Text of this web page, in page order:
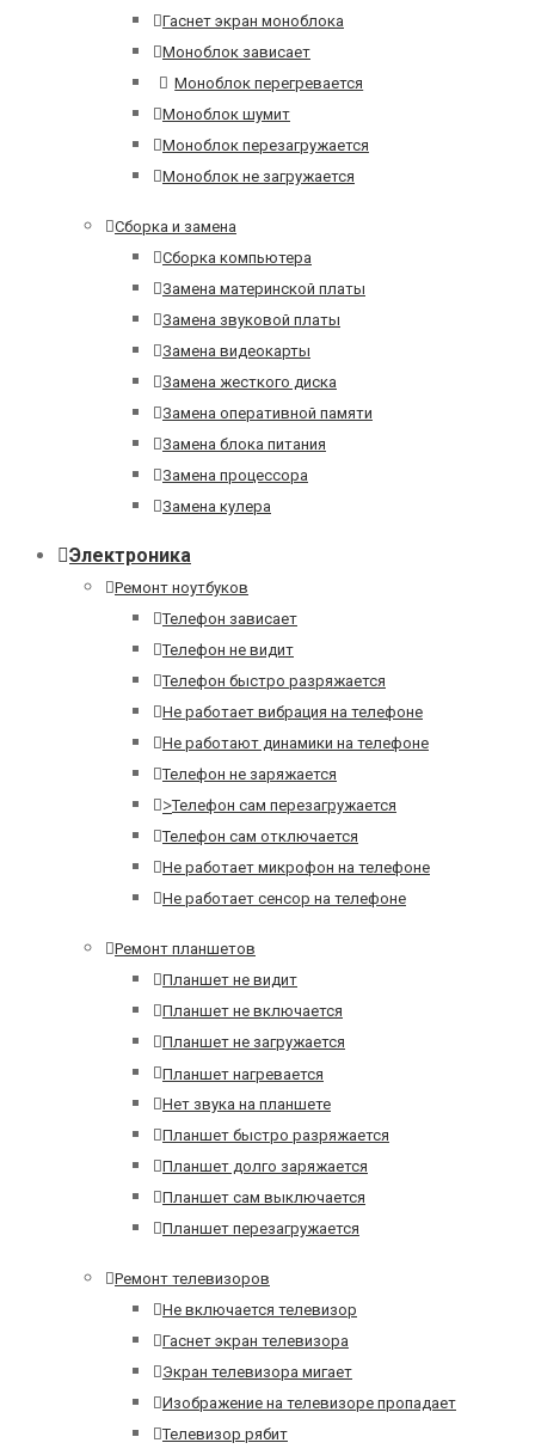
Гаснет экран моноблока
Моноблок зависает
Моноблок перегревается
Моноблок шумит
Моноблок перезагружается
Моноблок не загружается
Сборка и замена
Сборка компьютера
Замена материнской платы
Замена звуковой платы
Замена видеокарты
Замена жесткого диска
Замена оперативной памяти
Замена блока питания
Замена процессора
Замена кулера
Электроника
Ремонт ноутбуков
Телефон зависает
Телефон не видит
Телефон быстро разряжается
Не работает вибрация на телефоне
Не работают динамики на телефоне
Телефон не заряжается
>Телефон сам перезагружается
Телефон сам отключается
Не работает микрофон на телефоне
Не работает сенсор на телефоне
Ремонт планшетов
Планшет не видит
Планшет не включается
Планшет не загружается
Планшет нагревается
Нет звука на планшете
Планшет быстро разряжается
Планшет долго заряжается
Планшет сам выключается
Планшет перезагружается
Ремонт телевизоров
Не включается телевизор
Гаснет экран телевизора
Экран телевизора мигает
Изображение на телевизоре пропадает
Телевизор рябит